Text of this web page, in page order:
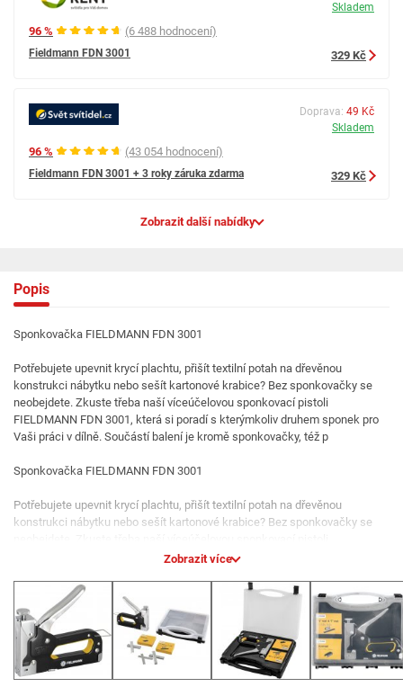
96 % (6 488 hodnocení)
Fieldmann FDN 3001
Skladem
329 Kč
96 % (43 054 hodnocení)
Fieldmann FDN 3001 + 3 roky záruka zdarma
Doprava: 49 Kč
Skladem
329 Kč
Zobrazit další nabídky
Popis
Sponkovačka FIELDMANN FDN 3001
Potřebujete upevnit krycí plachtu, přišít textilní potah na dřevěnou
konstrukci nábytku nebo sešít kartonové krabice? Bez sponkovačky se
neobejdete. Zkuste třeba naší víceúčelovou sponkovací pistoli
FIELDMANN FDN 3001, která si poradí s kterýmkoliv druhem sponek pro
Vaši práci v dílně. Součástí balení je kromě sponkovačky, též p
Sponkovačka FIELDMANN FDN 3001
Potřebujete upevnit krycí plachtu, přišít textilní potah na dřevěnou
konstrukci nábytku nebo sešít kartonové krabice? Bez sponkovačky se
FIELDMANN FDN 3001, která si poradí s kterýmkoliv druhem sponek pro
plastový kufřík s třemi druhy náhradních sponek v dostatečném množství
(1500ks). Sponkovačka je určena pro oblé a obdélníkové spony a hřebíky.
Sponkovací pistole je užitečným nástrojem pro řadu různých prací a
využije jí domácí kutil i odborník.
Zobrazit více